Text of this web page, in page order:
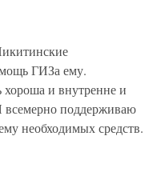
ГИЗа ему.
хороша и внутренне и
поддерживаю
необходимых средств.